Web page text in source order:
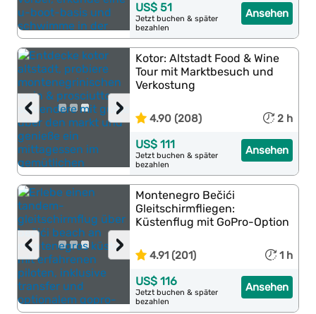
Ansehen
US$ 51
Jetzt buchen & später
bezahlen
›
‹
Kotor: Altstadt Food & Wine
Tour mit Marktbesuch und
Verkostung
4.90 (208) 2 h
Ansehen
US$ 111
Jetzt buchen & später
bezahlen
›
‹
Montenegro Bečići
Gleitschirmfliegen:
Küstenflug mit GoPro-Option
4.91 (201) 1 h
Ansehen
US$ 116
Jetzt buchen & später
bezahlen